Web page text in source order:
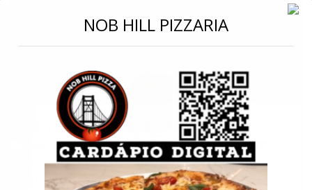
Corpo de Bombeiros, Prefeitura e
Secretaria do Meio Ambiente Contêm
Incêndio de Grandes Proporções no
Aterro Sanitário de Bela Vista
NOB HILL PIZZARIA